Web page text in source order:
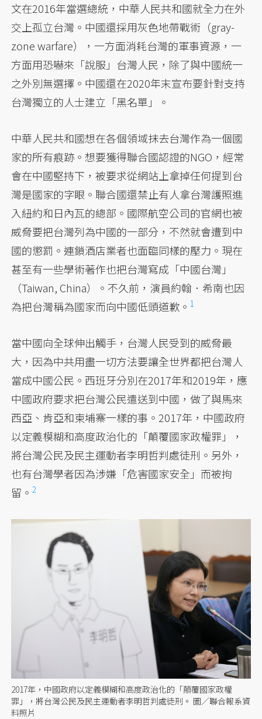
文在2016年當選總統，中華人民共和國就全力在外
交上孤立台灣。中國還採用灰色地帶戰術（gray-
zone warfare），一方面消耗台灣的軍事資源，一
方面用恐嚇來「說服」台灣人民，除了與中國統一
之外別無選擇。中國還在2020年末宣布要針對支持
台灣獨立的人士建立「黑名單」。
中華人民共和國想在各個領域抹去台灣作為一個國
家的所有痕跡。想要獲得聯合國認證的NGO，經常
會在中國堅持下，被要求從網站上拿掉任何提到台
灣是國家的字眼。聯合國還禁止有人拿台灣護照進
入紐約和日內瓦的總部。國際航空公司的官網也被
威脅要把台灣列為中國的一部分，不然就會遭到中
國的懲罰。連鎖酒店業者也面臨同樣的壓力。現在
甚至有一些學術著作也把台灣寫成「中國台灣」
（Taiwan, China）。不久前，演員約翰．希南也因
為把台灣稱為國家而向中國低頭道歉。1
當中國向全球伸出觸手，台灣人民受到的威脅最
大，因為中共用盡一切方法要讓全世界都把台灣人
當成中國公民。西班牙分別在2017年和2019年，應
中國政府要求把台灣公民遣送到中國，做了與馬來
西亞、肯亞和柬埔寨一樣的事。2017年，中國政府
以定義模糊和高度政治化的「顛覆國家政權罪」，
將台灣公民及民主運動者李明哲判處徒刑。另外，
也有台灣學者因為涉嫌「危害國家安全」而被拘
留。2
2017年，中國政府以定義模糊和高度政治化的「顛覆國家政權
罪」，將台灣公民及民主運動者李明哲判處徒刑。 圖／聯合報系資
料照片